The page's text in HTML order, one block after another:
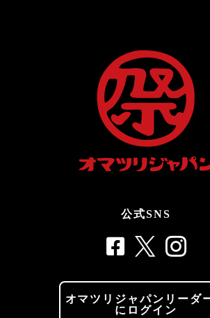
公式SNS
オマツリジャパンリーダ
にログイン